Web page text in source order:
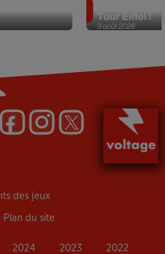
3 août 2026
Tour Eiffel !
des jeux
Plan du site
2024 2023 2022